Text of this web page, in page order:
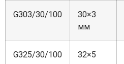
G303/30/100
30×3
мм
G325/30/100
32×5